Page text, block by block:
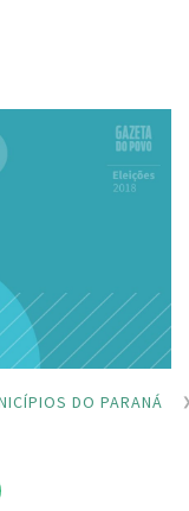
DO PARANÁ